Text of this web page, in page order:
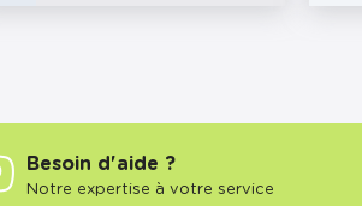
Besoin d'aide ?
Notre expertise à votre service